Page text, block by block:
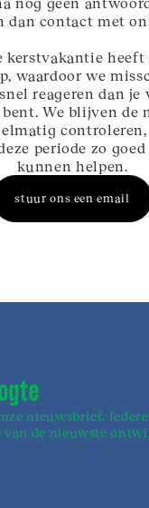
dan contact met
kerstvakantie heeft
waardoor we
reageren dan je
bent. We blijven de
periode zo
kunnen helpen.
stuur ons een email
nieuwsbrief. Iedere
van de nieuwste